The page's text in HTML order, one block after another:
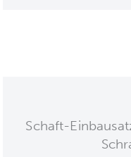
Schaft-